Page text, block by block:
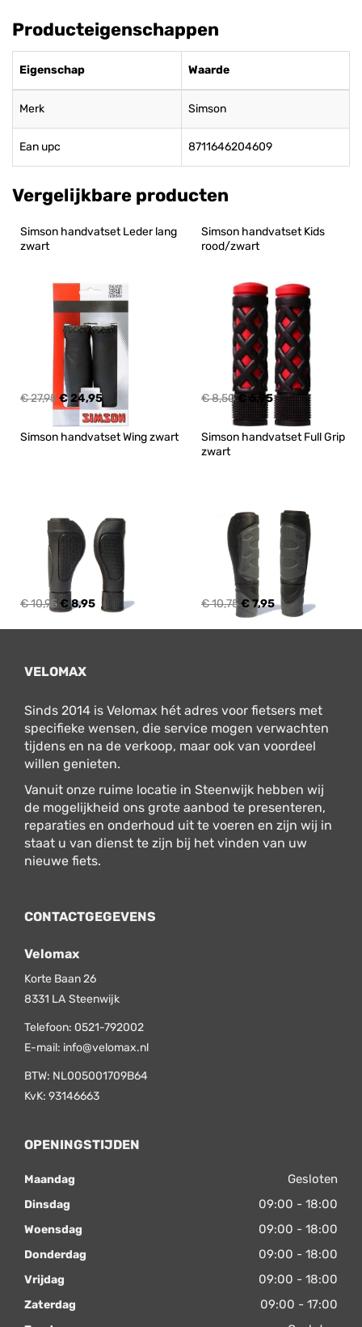
Producteigenschappen
Eigenschap Waarde
Merk Simson
Ean upc 8711646204609
Vergelijkbare producten
Simson handvatset Leder lang
zwart
€ 27,95€ 24,95
Simson handvatset Kids
rood/zwart
€ 8,50€ 6,95
Simson handvatset Wing zwart
€ 10,95€ 8,95
Simson handvatset Full Grip
zwart
€ 10,75€ 7,95
VELOMAX
Sinds 2014 is Velomax hét adres voor fietsers met
specifieke wensen, die service mogen verwachten
tijdens en na de verkoop, maar ook van voordeel
willen genieten.
Vanuit onze ruime locatie in Steenwijk hebben wij
de mogelijkheid ons grote aanbod te presenteren,
reparaties en onderhoud uit te voeren en zijn wij in
staat u van dienst te zijn bij het vinden van uw
nieuwe fiets.
CONTACTGEGEVENS
Velomax
Korte Baan 26
8331 LA Steenwijk
Telefoon: 0521-792002
E-mail: info@velomax.nl
BTW: NL005001709B64
KvK: 93146663
OPENINGSTIJDEN
Maandag Gesloten
Dinsdag 09:00 - 18:00
Woensdag 09:00 - 18:00
Donderdag 09:00 - 18:00
Vrijdag 09:00 - 18:00
Zaterdag 09:00 - 17:00